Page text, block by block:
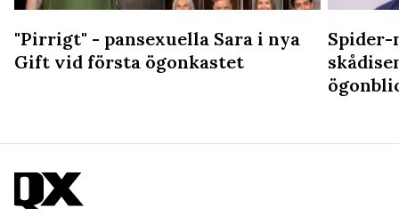
"Pirrigt" - pansexuella Sara i nya
Gift vid första ögonkastet
Spider-